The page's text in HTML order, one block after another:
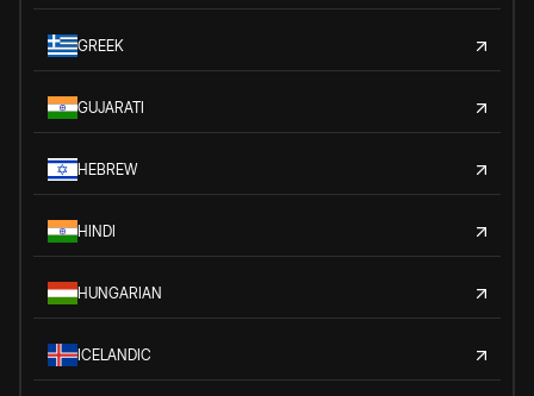
GREEK
GUJARATI
HEBREW
HINDI
HUNGARIAN
ICELANDIC